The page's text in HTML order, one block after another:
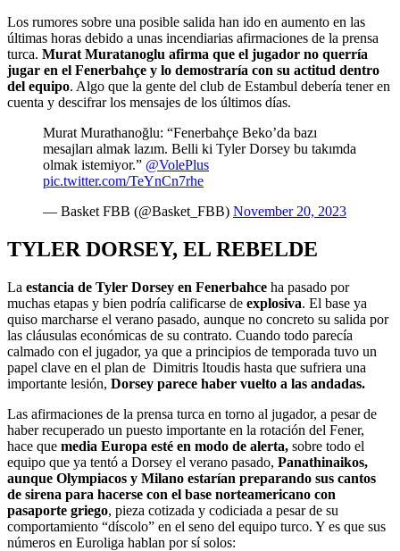
Los rumores sobre una posible salida han ido en aumento en las
últimas horas debido a unas incendiarias afirmaciones de la prensa
turca. Murat Muratanoglu afirma que el jugador no querría
jugar en el Fenerbahçe y lo demostraría con su actitud dentro
del equipo. Algo que la gente del club de Estambul debería tener en
cuenta y descifrar los mensajes de los últimos días.
Murat Murathanoğlu: “Fenerbahçe Beko’da bazı
mesajları almak lazım. Belli ki Tyler Dorsey bu takımda
olmak istemiyor.” @VolePlus
pic.twitter.com/TeYnCn7rhe
— Basket FBB (@Basket_FBB) November 20, 2023
TYLER DORSEY, EL REBELDE
La estancia de Tyler Dorsey en Fenerbahce ha pasado por
muchas etapas y bien podría calificarse de explosiva. El base ya
quiso marcharse el verano pasado, aunque no concreto su salida por
las cláusulas económicas de su contrato. Cuando todo parecía
calmado con el jugador, ya que a principios de temporada tuvo un
papel clave en el plan de Dimitris Itoudis hasta que sufriera una
importante lesión, Dorsey parece haber vuelto a las andadas.
Las afirmaciones de la prensa turca en torno al jugador, a pesar de
haber recuperado un puesto importante en la rotación del Fener,
hace que media Europa esté en modo de alerta, sobre todo el
equipo que ya tentó a Dorsey el verano pasado, Panathinaikos,
aunque Olympiacos y Milano estarían preparando sus cantos
de sirena para hacerse con el base norteamericano con
pasaporte griego, pieza cotizada y codiciada a pesar de su
comportamiento “díscolo” en el seno del equipo turco. Y es que sus
números en Euroliga hablan por sí solos: